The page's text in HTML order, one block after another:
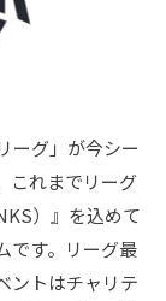
ーグ」が今シー
これまでリーグ
）』を込めて
です。リーグ最
ントはチャリテ